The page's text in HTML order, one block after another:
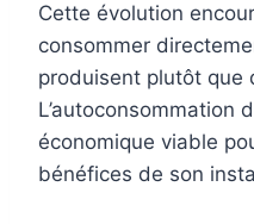
Cette évolution
consommer
produisent plutôt que
L’autoconsommation
économique viable
bénéfices de son